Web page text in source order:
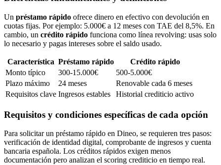
Un préstamo rápido ofrece dinero en efectivo con devolución en
cuotas fijas. Por ejemplo: 5.000€ a 12 meses con TAE del 8,5%. En
cambio, un crédito rápido funciona como línea revolving: usas solo
lo necesario y pagas intereses sobre el saldo usado.
Característica Préstamo rápido
Crédito rápido
Monto típico
300-15.000€
500-5.000€
Plazo máximo
24 meses
Renovable cada 6 meses
Requisitos clave Ingresos estables Historial crediticio activo
Requisitos y condiciones específicas de cada opción
Para solicitar un préstamo rápido en Dineo, se requieren tres pasos:
verificación de identidad digital, comprobante de ingresos y cuenta
bancaria española. Los créditos rápidos exigen menos
documentación pero analizan el scoring crediticio en tiempo real.